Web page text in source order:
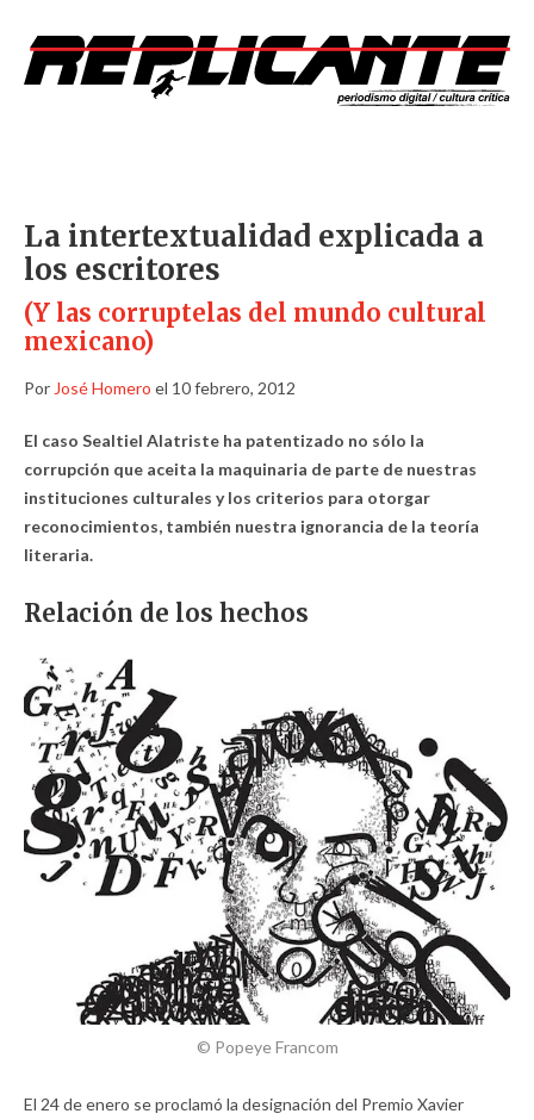
La intertextualidad explicada a
los escritores
(Y las corruptelas del mundo cultural
mexicano)
Por José Homero el 10 febrero, 2012
El caso Sealtiel Alatriste ha patentizado no sólo la
corrupción que aceita la maquinaria de parte de nuestras
instituciones culturales y los criterios para otorgar
reconocimientos, también nuestra ignorancia de la teoría
literaria.
Relación de los hechos
© Popeye Francom
El 24 de enero se proclamó la designación del Premio Xavier